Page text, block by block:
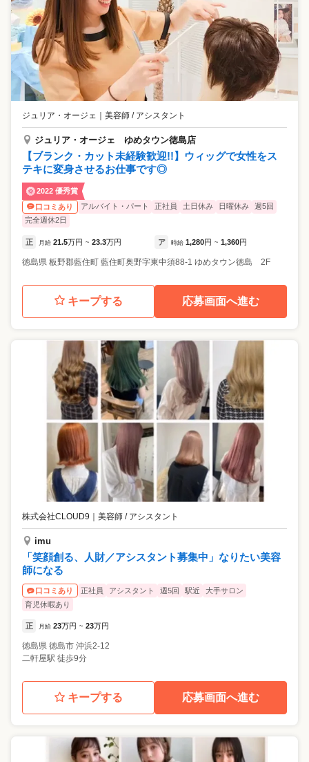
ジュリア・オージェ 美容師 / アシスタント
ジュリア・オージェ ゆめタウン徳島店
【ブランク・カット未経験歓迎!!】ウィッグで女性をス
テキに変身させるお仕事です◎
2022 優秀賞
口コミあり
アルバイト・パート 正社員 土日休み 日曜休み
週5回
完全週休2日
正 月給 21.5万円 ~ 23.3万円 ア 時給 1,280円 ~ 1,360円
徳島県 板野郡藍住町 藍住町奥野字東中須88-1 ゆめタウン徳島 2F
キープする 応募画面へ進む
株式会社CLOUD9 美容師 / アシスタント
imu
「笑顔創る、人財／アシスタント募集中」なりたい美容
師になる
口コミあり 正社員 アシスタント 週5回 駅近
大手サロン
育児休暇あり
正 月給 23万円 ~ 23万円
徳島県 徳島市 沖浜2-12
二軒屋駅 徒歩9分
キープする 応募画面へ進む